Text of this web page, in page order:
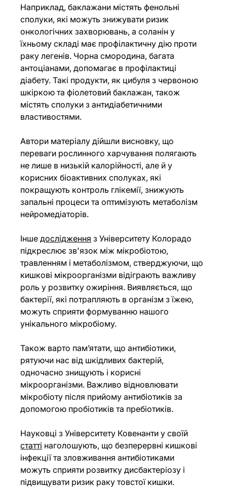
Наприклад, баклажани містять фенольні
сполуки, які можуть знижувати ризик
онкологічних захворювань, а соланін у
їхньому складі має профілактичну дію проти
раку легенів. Чорна смородина, багата
антоціанами, допомагає в профілактиці
діабету. Такі продукти, як цибуля з червоною
шкіркою та фіолетовий баклажан, також
містять сполуки з антидіабетичними
властивостями.
Автори матеріалу дійшли висновку, що
переваги рослинного харчування полягають
не лише в низькій калорійності, але й у
корисних біоактивних сполуках, які
покращують контроль глікемії, знижують
запальні процеси та оптимізують метаболізм
нейромедіаторів.
Інше дослідження з Університету Колорадо
підкреслює зв'язок між мікробіотою,
травленням і метаболізмом, стверджуючи, що
кишкові мікроорганізми відіграють важливу
роль у розвитку ожиріння. Виявляється, що
бактерії, які потрапляють в організм з їжею,
можуть сприяти формуванню нашого
унікального мікробіому.
Також варто пам’ятати, що антибіотики,
рятуючи нас від шкідливих бактерій,
одночасно знищують і корисні
мікроорганізми. Важливо відновлювати
мікробіоту після прийому антибіотиків за
допомогою пробіотиків та пребіотиків.
Науковці з Університету Ковенанти у своїй
статті наголошують, що безперервні кишкові
інфекції та зловживання антибіотиками
можуть сприяти розвитку дисбактеріозу і
підвищувати ризик раку товстої кишки.